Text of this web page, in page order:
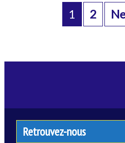
1 2
Retrouvez-nous